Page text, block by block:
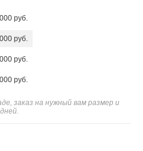
руб.
руб.
руб.
руб.
заказ на нужный вам размер и